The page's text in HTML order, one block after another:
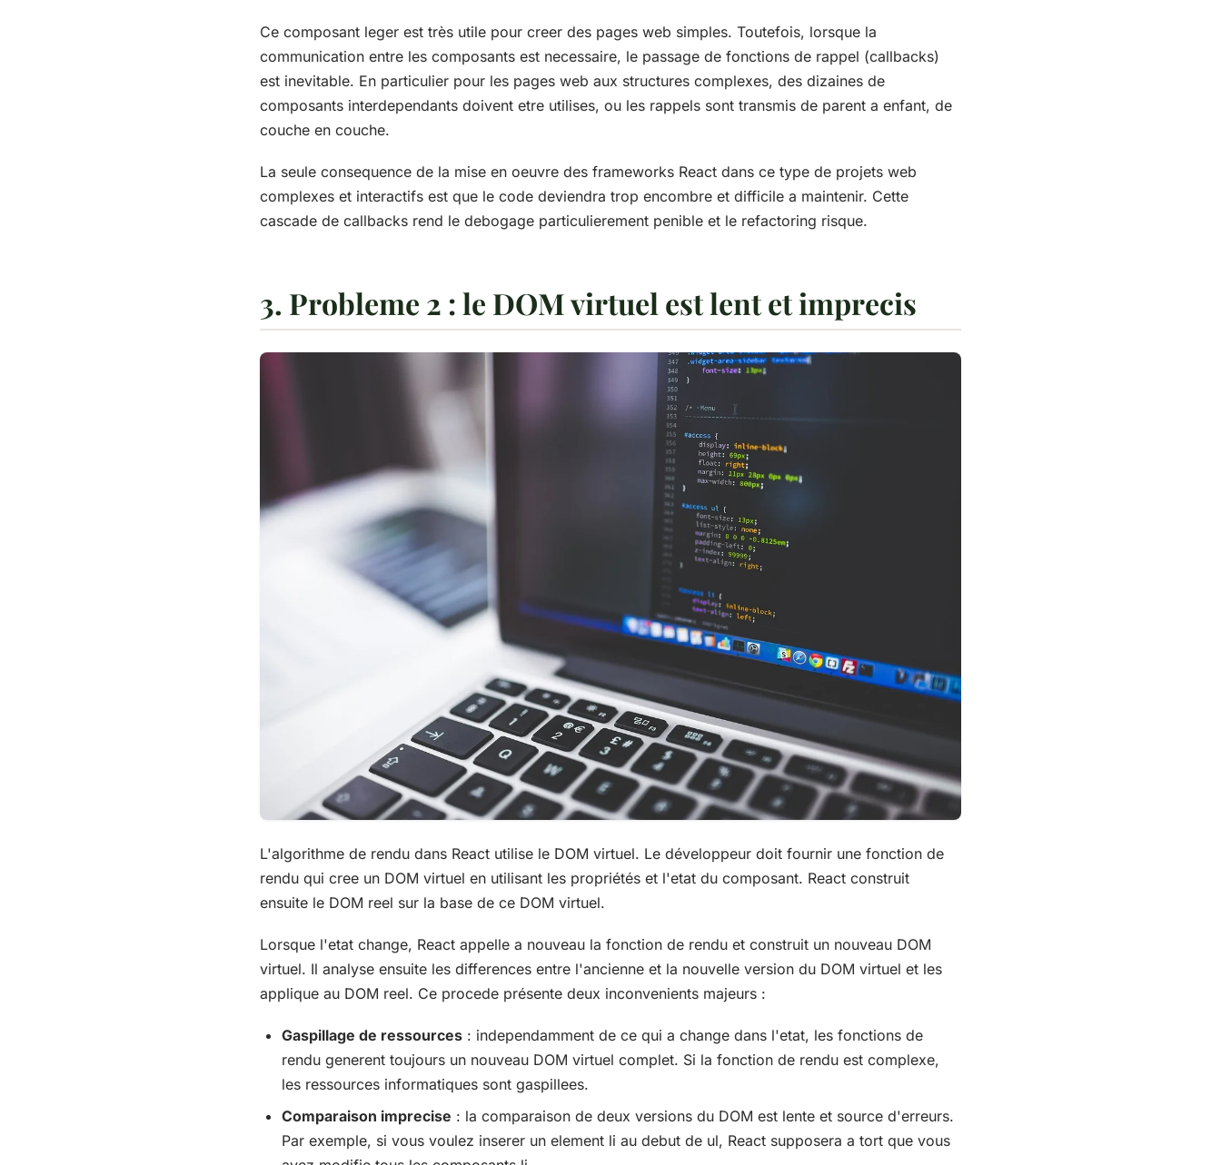
Ce composant leger est très utile pour creer des pages web simples. Toutefois, lorsque la
communication entre les composants est necessaire, le passage de fonctions de rappel (callbacks)
est inevitable. En particulier pour les pages web aux structures complexes, des dizaines de
composants interdependants doivent etre utilises, ou les rappels sont transmis de parent a enfant, de
couche en couche.
La seule consequence de la mise en oeuvre des frameworks React dans ce type de projets web
complexes et interactifs est que le code deviendra trop encombre et difficile a maintenir. Cette
cascade de callbacks rend le debogage particulierement penible et le refactoring risque.
3. Probleme 2 : le DOM virtuel est lent et imprecis
L'algorithme de rendu dans React utilise le DOM virtuel. Le développeur doit fournir une fonction de
rendu qui cree un DOM virtuel en utilisant les propriétés et l'etat du composant. React construit
ensuite le DOM reel sur la base de ce DOM virtuel.
Lorsque l'etat change, React appelle a nouveau la fonction de rendu et construit un nouveau DOM
virtuel. Il analyse ensuite les differences entre l'ancienne et la nouvelle version du DOM virtuel et les
applique au DOM reel. Ce procede présente deux inconvenients majeurs :
Gaspillage de ressources : independamment de ce qui a change dans l'etat, les fonctions de
rendu generent toujours un nouveau DOM virtuel complet. Si la fonction de rendu est complexe,
les ressources informatiques sont gaspillees.
Comparaison imprecise : la comparaison de deux versions du DOM est lente et source d'erreurs.
Par exemple, si vous voulez inserer un element li au debut de ul, React supposera a tort que vous